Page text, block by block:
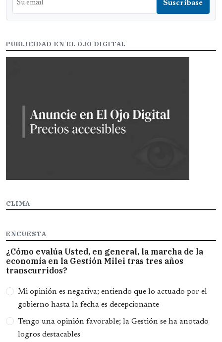
PUBLICIDAD EN EL OJO DIGITAL
CLIMA
ENCUESTA
¿Cómo evalúa Usted, en general, la marcha de la
economía en la Gestión Milei tras tres años
transcurridos?
Opciones
Mi opinión es negativa; entiendo que lo actuado por el
gobierno hasta la fecha es decepcionante
Tengo una opinión favorable; la Gestión se ha anotado
logros destacables